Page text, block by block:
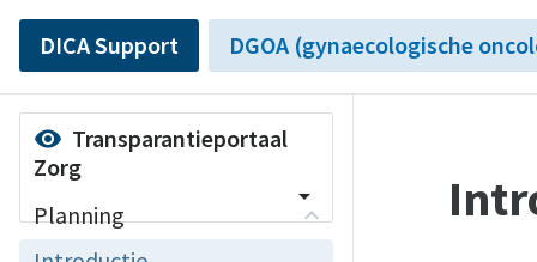
DICA Support DGOA (gynaecologische
visibility Transparantieportaal
Zorg
arrow_drop_down
Planning